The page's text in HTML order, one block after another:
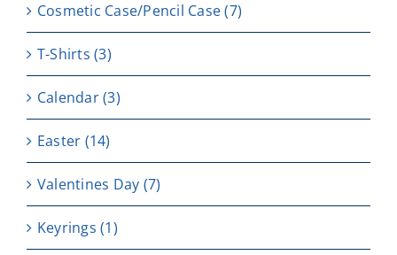
Cosmetic Case/Pencil Case(7)
T-Shirts (3)
Calendar(3)
Easter (14)
Valentines Day (7)
Keyrings (1)